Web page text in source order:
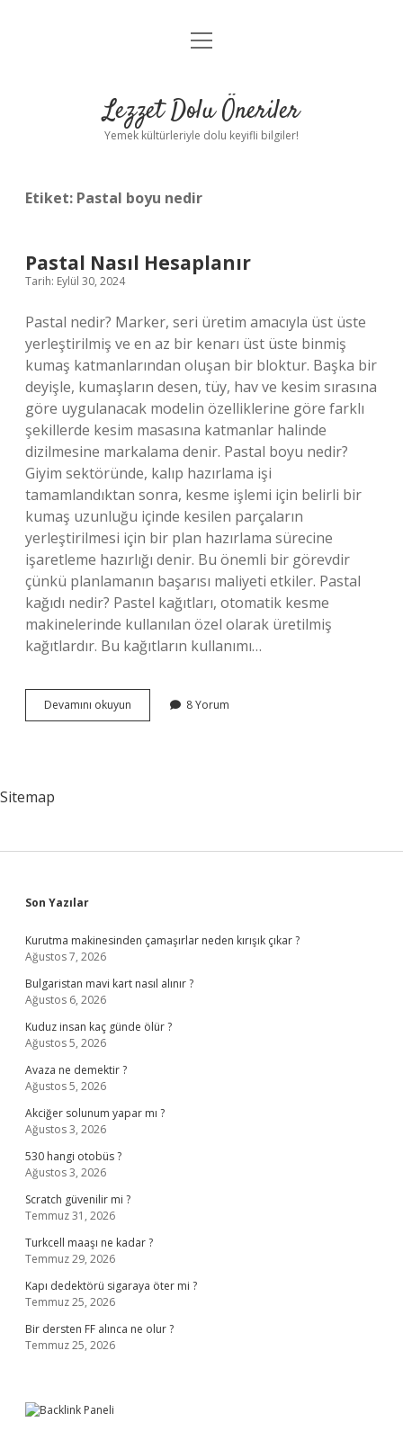
Anasayfa
Yasal Uyarı
menüyü
Lezzet Dolu Öneriler
Yemek kültürleriyle dolu keyifli bilgiler!
Etiket: Pastal boyu nedir
Pastal Nasıl Hesaplanır
Tarih: Eylül 30, 2024
Pastal nedir? Marker, seri üretim amacıyla üst üste
yerleştirilmiş ve en az bir kenarı üst üste binmiş
kumaş katmanlarından oluşan bir bloktur. Başka bir
deyişle, kumaşların desen, tüy, hav ve kesim sırasına
göre uygulanacak modelin özelliklerine göre farklı
şekillerde kesim masasına katmanlar halinde
dizilmesine markalama denir. Pastal boyu nedir?
Giyim sektöründe, kalıp hazırlama işi
tamamlandıktan sonra, kesme işlemi için belirli bir
kumaş uzunluğu içinde kesilen parçaların
yerleştirilmesi için bir plan hazırlama sürecine
işaretleme hazırlığı denir. Bu önemli bir görevdir
çünkü planlamanın başarısı maliyeti etkiler. Pastal
kağıdı nedir? Pastel kağıtları, otomatik kesme
makinelerinde kullanılan özel olarak üretilmiş
kağıtlardır. Bu kağıtların kullanımı…
Devamını okuyun
Nasıl
8 Yorum
Sitemap
Sidebar
Son Yazılar
Kurutma makinesinden çamaşırlar neden kırışık çıkar ?
Ağustos 7, 2026
Bulgaristan mavi kart nasıl alınır ?
Ağustos 6, 2026
Kuduz insan kaç günde ölür ?
Ağustos 5, 2026
Avaza ne demektir ?
Ağustos 5, 2026
Akciğer solunum yapar mı ?
Ağustos 3, 2026
530 hangi otobüs ?
Ağustos 3, 2026
Scratch güvenilir mi ?
Temmuz 31, 2026
Turkcell maaşı ne kadar ?
Temmuz 29, 2026
Kapı dedektörü sigaraya öter mi ?
Temmuz 25, 2026
Bir dersten FF alınca ne olur ?
Temmuz 25, 2026